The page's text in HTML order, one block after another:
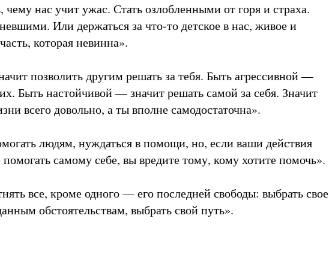
нас учит ужас. Стать озлобленными от горя и страха.
Или держаться за что-то детское в нас, живое и
которая невинна».
позволить другим решать за тебя. Быть агрессивной —
Быть настойчивой — значит решать самой за себя. Значит
всего довольно, а ты вполне самодостаточна».
людям, нуждаться в помощи, но, если ваши действия
самому себе, вы вредите тому, кому хотите помочь».
все, кроме одного — его последней свободы: выбрать свое
обстоятельствам, выбрать свой путь».